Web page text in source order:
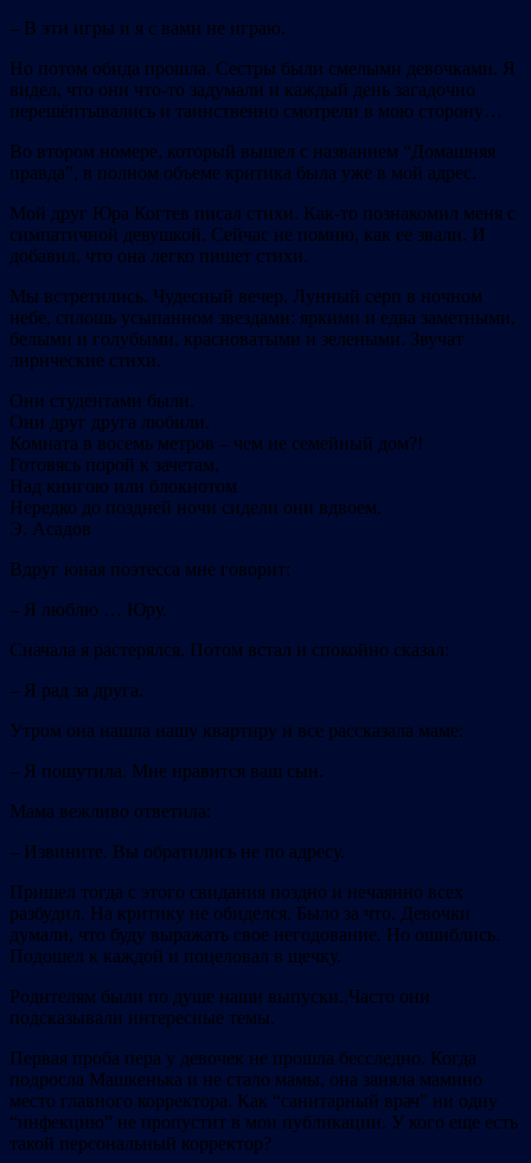
– В эти игры и я с вами не играю.
Но потом обида прошла. Сестры были смелыми девочками. Я
видел, что они что-то задумали и каждый день загадочно
перешёптывались и таинственно смотрели в мою сторону…
Во втором номере, который вышел с названием “Домашняя
правда”, в полном объеме критика была уже в мой адрес.
Мой друг Юра Когтев писал стихи. Как-то познакомил меня с
симпатичной девушкой. Сейчас не помню, как ее звали. И
добавил, что она легко пишет стихи.
Мы встретились. Чудесный вечер. Лунный серп в ночном
небе, сплошь усыпанном звездами: яркими и едва заметными,
белыми и голубыми, красноватыми и зелеными. Звучат
лирические стихи.
Они студентами были.
Они друг друга любили.
Комната в восемь метров – чем не семейный дом?!
Готовясь порой к зачетам,
Над книгою или блокнотом
Нередко до поздней ночи сидели они вдвоем.
Э. Асадов
Вдруг юная поэтесса мне говорит:
– Я люблю … Юру.
Сначала я растерялся. Потом встал и спокойно сказал:
– Я рад за друга.
Утром она нашла нашу квартиру и все рассказала маме:
– Я пошутила. Мне нравится ваш сын.
Мама вежливо ответила:
– Извините. Вы обратились не по адресу.
Пришел тогда с этого свидания поздно и нечаянно всех
разбудил. На критику не обиделся. Было за что. Девочки
думали, что буду выражать свое негодование. Но ошиблись.
Подошел к каждой и поцеловал в щечку.
Родителям были по душе наши выпуски..Часто они
подсказывали интересные темы.
Первая проба пера у девочек не прошла бесследно. Когда
подросла Машкенька и не стало мамы, она заняла мамино
место главного корректора. Как “санитарный врач” ни одну
“инфекцию” не пропустит в мои публикации. У кого еще есть
такой персональный корректор?